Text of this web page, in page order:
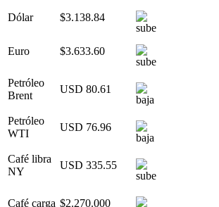
Dólar $3.138.84
Euro $3.633.60
Petróleo
Brent
USD 80.61
Petróleo
WTI
USD 76.96
Café libra
NY
USD 335.55
Café carga $2.270.000